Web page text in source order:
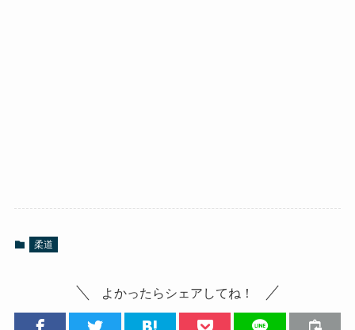
柔道
よかったらシェアしてね！